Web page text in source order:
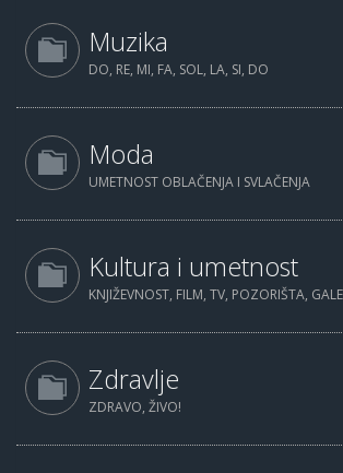
Muzika
DO, RE, MI, FA, SOL, LA, SI, DO
Moda
UMETNOST OBLAČENJA I SVLAČENJA
Kultura i umetnost
KNJIŽEVNOST, FILM, TV, POZORIŠTA,
Zdravlje
ZDRAVO, ŽIVO!